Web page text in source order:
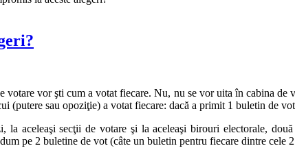
votare vor şti cum a votat fiecare. Nu, nu se vor uita în cabina
(putere sau opoziţie) a votat fiecare: dacă a primit 1 buletin de
la aceleaşi secţii de votare şi la aceleaşi birouri electorale,
pe 2 buletine de vot (câte un buletin pentru fiecare dintre cele